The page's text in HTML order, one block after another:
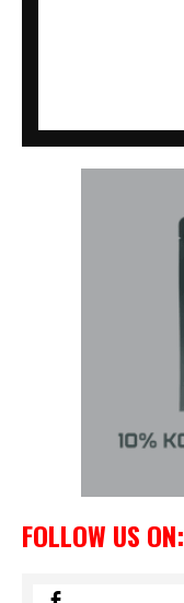
FOLLOW US ON: